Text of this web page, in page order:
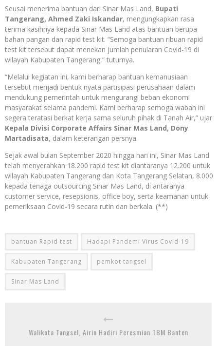
Seusai menerima bantuan dari Sinar Mas Land, Bupati
Tangerang, Ahmed Zaki Iskandar, mengungkapkan rasa
terima kasihnya kepada Sinar Mas Land atas bantuan berupa
bahan pangan dan rapid test kit. “Semoga bantuan ribuan rapid
test kit tersebut dapat menekan jumlah penularan Covid-19 di
wilayah Kabupaten Tangerang,” tuturnya.
“Melalui kegiatan ini, kami berharap bantuan kemanusiaan
tersebut menjadi bentuk nyata partisipasi perusahaan dalam
mendukung pemerintah untuk mengurangi beban ekonomi
masyarakat selama pandemi. Kami berharap semoga wabah ini
segera teratasi berkat kerja sama seluruh pihak di Tanah Air,” ujar
Kepala Divisi Corporate Affairs Sinar Mas Land, Dony
Martadisata, dalam keterangan persnya.
Sejak awal bulan September 2020 hingga hari ini, Sinar Mas Land
telah menyerahkan 18.200 rapid test kit diantaranya 12.200 untuk
wilayah Kabupaten Tangerang dan Kota Tangerang Selatan, 8.000
kepada tenaga outsourcing Sinar Mas Land, di antaranya
customer service, resepsionis, office boy, serta keamanan untuk
pemeriksaan Covid-19 secara rutin dan berkala. (**)
bantuan Rapid test Hadapi Pandemi Virus Covid-19
Kabupaten Tangerang pemkot tangsel
Sinar Mas Land
Walikota Tangsel, Airin Hadiri Peresmian TBM Banten